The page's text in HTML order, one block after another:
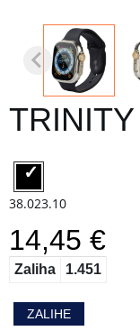
TRINITY
38.023.10
14,45 €
Zaliha 1.451
ZALIHE